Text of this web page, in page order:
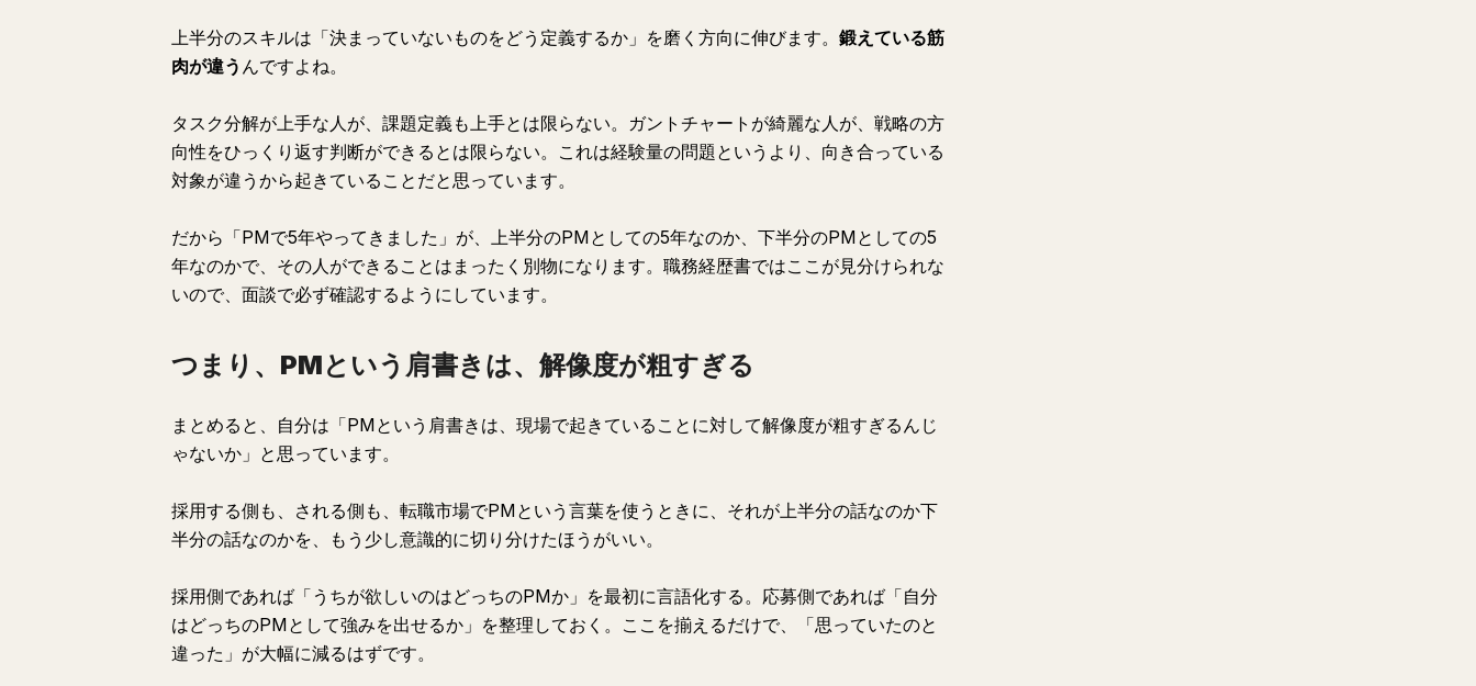
上半分のスキルは「決まっていないものをどう定義するか」を磨く方向に伸びます。 鍛えている筋
肉が違う んですよね。
タスク分解が上手な人が、課題定義も上手とは限らない。ガントチャートが綺麗な人が、戦略の方
向性をひっくり返す判断ができるとは限らない。これは経験量の問題というより、向き合っている
対象が違うから起きていることだと思っています。
だから「PMで5年やってきました」が、上半分のPMとしての5年なのか、下半分のPMとしての5
年なのかで、その人ができることはまったく別物になります。職務経歴書ではここが見分けられな
いので、面談で必ず確認するようにしています。
つまり、PMという肩書きは、解像度が粗すぎる
まとめると、自分は「PMという肩書きは、現場で起きていることに対して解像度が粗すぎるんじ
ゃないか」と思っています。
採用する側も、される側も、転職市場でPMという言葉を使うときに、それが上半分の話なのか下
半分の話なのかを、もう少し意識的に切り分けたほうがいい。
採用側であれば「うちが欲しいのはどっちのPMか」を最初に言語化する。応募側であれば「自分
はどっちのPMとして強みを出せるか」を整理しておく。ここを揃えるだけで、「思っていたのと
違った」が大幅に減るはずです。